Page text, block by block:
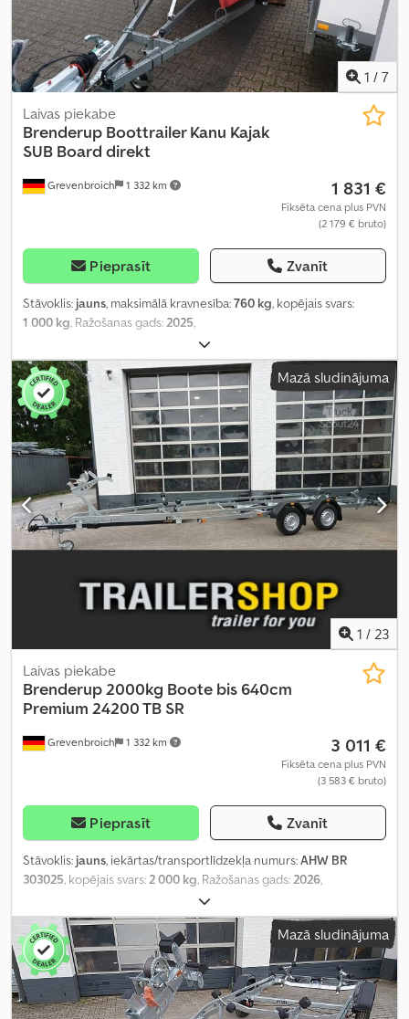
1 / 7
Grevenbroich 1 332 km
Laivas piekabe
Brenderup Boottrailer Kanu Kajak
SUB Board direkt
1 831 €
Fiksēta cena plus PVN
(2 179 € bruto)
Pieprasīt Zvanīt
Stāvoklis: jauns, maksimālā kravnesība:760 kg, kopējais svars:
1 000 kg, Ražošanas gads:2025,
Mazā sludinājuma
1 / 23
Grevenbroich 1 332 km
Laivas piekabe
Brenderup2000kg Boote bis 640cm
Premium 24200 TB SR
3 011 €
Fiksēta cena plus PVN
(3 583 € bruto)
Pieprasīt Zvanīt
Stāvoklis: jauns, iekārtas/transportlīdzekļa numurs:AHW BR
303025, kopējais svars:2 000 kg, Ražošanas gads:2026,
Mazā sludinājuma